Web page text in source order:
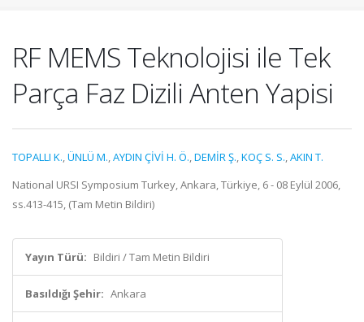
RF MEMS Teknolojisi ile Tek
Parça Faz Dizili Anten Yapisi
TOPALLI K.,ÜNLÜ M.,AYDIN ÇİVİ H. Ö.,DEMİR Ş.,KOÇ S. S.,AKIN T.
National URSI Symposium Turkey, Ankara, Türkiye, 6 - 08 Eylül 2006,
ss.413-415, (Tam Metin Bildiri)
Yayın Türü: Bildiri / Tam Metin Bildiri
Basıldığı Şehir: Ankara